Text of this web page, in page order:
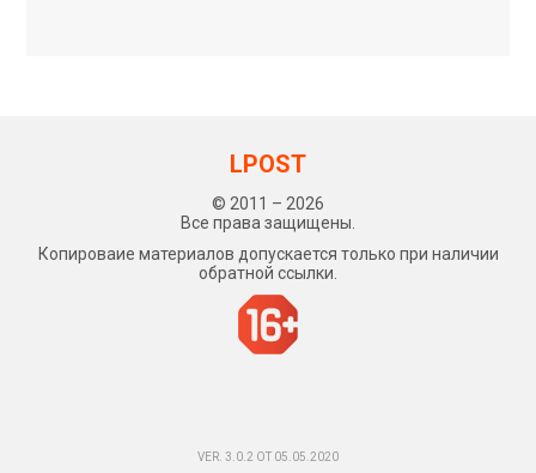
LPOST
© 2011 – 2026
Все права защищены.
Копироваие материалов допускается только при наличии
обратной ссылки.
VER. 3.0.2 ОТ 05.05.2020